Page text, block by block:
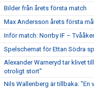
Bilder från årets första match
Max Andersson årets första
Inför match: Norrby IF –
Spelschemat för Ettan Södra
Alexander Warneryd tar klivet
otroligt stort"
Nils Wallenberg är tillbaka: "En